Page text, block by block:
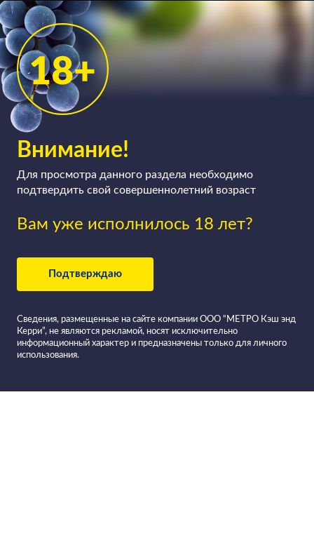
Внимание!
Для просмотра данного раздела необходимо
подтвердить свой совершеннолетний возраст
Вам уже исполнилось 18 лет?
Подтверждаю
Сведения, размещенные на сайте компании ООО “МЕТРО Кэш энд
Керри”, не являются рекламой, носят исключительно
информационный характер и предназначены только для личного
использования.
дополнительных ароматов – бриоши, сливочного
масла и поджаренных тостов, даже орехов. Есть еще
один способ, который использовали еще наши
предки, и который обрел настоящую известность в
последнее время – метод ансестраль, при котором
брожение первого базового вина завершается в
бутылке.